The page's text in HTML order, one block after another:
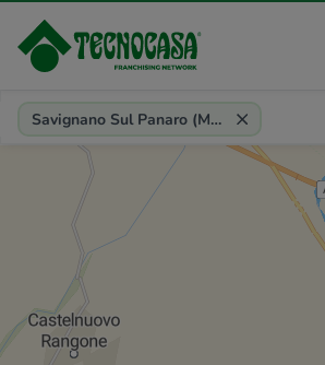
Provincia, comune, zona, riferimento
Savignano Sul Panaro (MO)